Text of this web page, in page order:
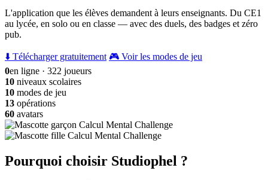
L'application que les élèves demandent à leurs enseignants. Du CE1
au lycée, en solo ou en classe — avec des duels, des badges et zéro
pub.
⬇️ Télécharger gratuitement 🎮 Voir les modes de jeu
0en ligne · 322 joueurs
10 niveaux scolaires
10 modes de jeu
13 opérations
60 avatars
Pourquoi choisir Studiophel ?